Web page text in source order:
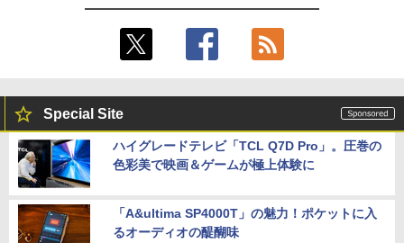
Special Site
ハイグレードテレビ「TCL Q7D Pro」。圧巻の
色彩美で映画＆ゲームが極上体験に
「A&ultima SP4000T」の魅力！ポケットに入
るオーディオの醍醐味